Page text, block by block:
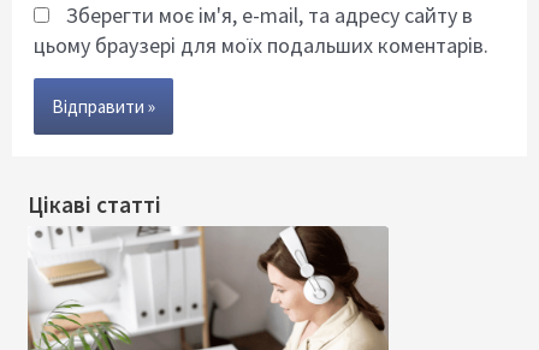
Зберегти моє ім'я, e-mail, та адресу сайту в
цьому браузері для моїх подальших коментарів.
Цікаві статті